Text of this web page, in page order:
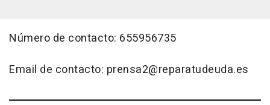
Número de contacto: 655956735
Email de contacto: prensa2@reparatudeuda.es